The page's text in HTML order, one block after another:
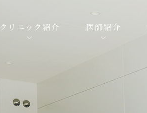
クリニック紹介 医師紹介